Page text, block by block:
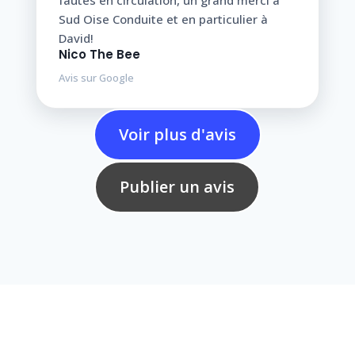
Sud Oise Conduite et en particulier à
David!
Nico The Bee
Avis sur Google
Voir plus d'avis
Publier un avis